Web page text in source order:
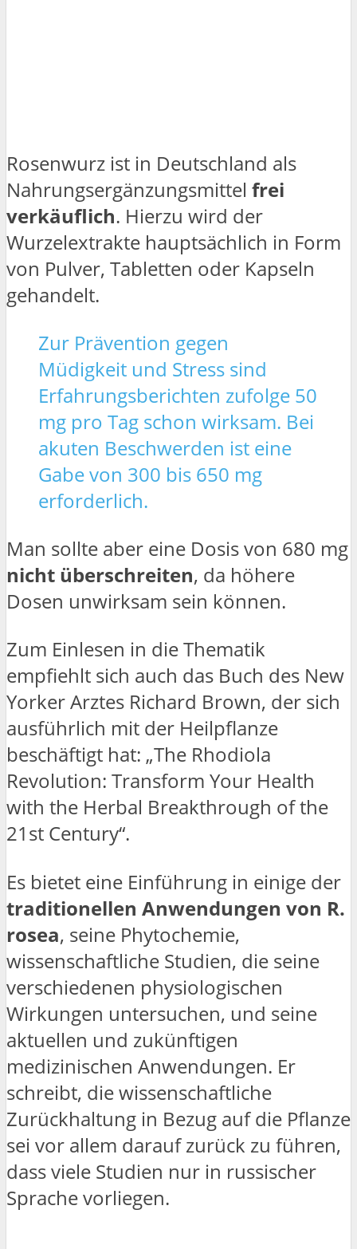
Rosenwurz ist in Deutschland als
Nahrungsergänzungsmittel frei
verkäuflich. Hierzu wird der
Wurzelextrakte hauptsächlich in Form
von Pulver, Tabletten oder Kapseln
gehandelt.
Zur Prävention gegen
Müdigkeit und Stress sind
Erfahrungsberichten zufolge 50
mg pro Tag schon wirksam. Bei
akuten Beschwerden ist eine
Gabe von 300 bis 650 mg
erforderlich.
Man sollte aber eine Dosis von 680 mg
nicht überschreiten, da höhere
Dosen unwirksam sein können.
Zum Einlesen in die Thematik
empfiehlt sich auch das Buch des New
Yorker Arztes Richard Brown, der sich
ausführlich mit der Heilpflanze
beschäftigt hat: „The Rhodiola
Revolution: Transform Your Health
with the Herbal Breakthrough of the
21st Century“.
Es bietet eine Einführung in einige der
traditionellen Anwendungen von R.
rosea, seine Phytochemie,
wissenschaftliche Studien, die seine
verschiedenen physiologischen
Wirkungen untersuchen, und seine
aktuellen und zukünftigen
medizinischen Anwendungen. Er
schreibt, die wissenschaftliche
Zurückhaltung in Bezug auf die Pflanze
sei vor allem darauf zurück zu führen,
dass viele Studien nur in russischer
Sprache vorliegen.